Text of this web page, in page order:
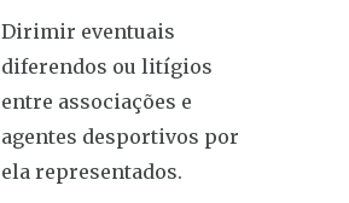
Dirimir eventuais
diferendos ou litígios
entre associações e
agentes desportivos por
ela representados.